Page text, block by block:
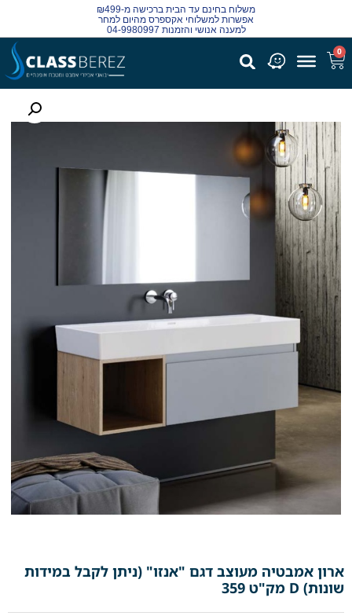
משלוח בחינם עד הבית ברכישה מ-₪499
אפשרות למשלוחי אקספרס מהיום למחר
למענה אנושי והזמנות 04-9980997
0
ארון אמבטיה מעוצב דגם "אנזו" (ניתן לקבל במידות
שונות) D מק"ט 359